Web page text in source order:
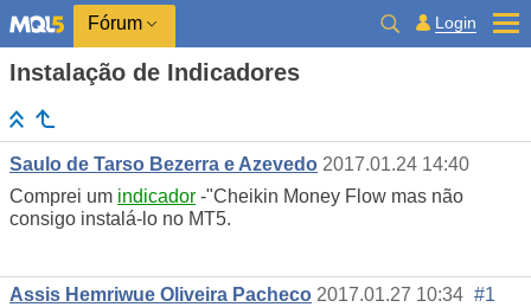
Fórum Login
Instalação de Indicadores
Saulo de Tarso Bezerra e Azevedo 2017.01.24 14:40
Comprei um indicador -"Cheikin Money Flow mas não
consigo instalá-lo no MT5.
Assis Hemriwue Oliveira Pacheco 2017.01.27 10:34 #1